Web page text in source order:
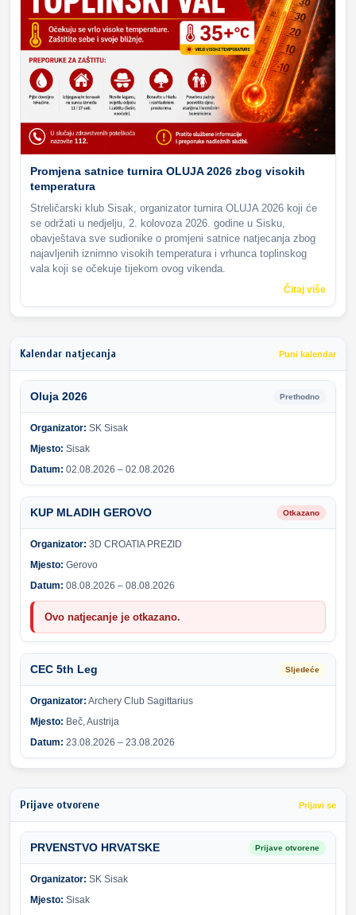
Promjena satnice turnira OLUJA 2026 zbog visokih
temperatura
Streličarski klub Sisak, organizator turnira OLUJA 2026 koji će
se održati u nedjelju, 2. kolovoza 2026. godine u Sisku,
obavještava sve sudionike o promjeni satnice natjecanja zbog
najavljenih iznimno visokih temperatura i vrhunca toplinskog
vala koji se očekuje tijekom ovog vikenda.
Čitaj više
Kalendar natjecanja Puni kalendar
Oluja 2026 Prethodno
Organizator: SK Sisak
Mjesto: Sisak
Datum: 02.08.2026 – 02.08.2026
KUP MLADIH GEROVO Otkazano
Organizator: 3D CROATIA PREZID
Mjesto: Gerovo
Datum: 08.08.2026 – 08.08.2026
Ovo natjecanje je otkazano.
CEC 5th Leg Sljedeće
Organizator: Archery Club Sagittarius
Mjesto: Beč, Austrija
Datum: 23.08.2026 – 23.08.2026
Prijave otvorene Prijavi se
PRVENSTVO HRVATSKE Prijave otvorene
Organizator: SK Sisak
Mjesto: Sisak